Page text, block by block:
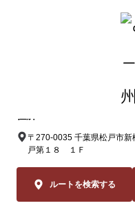
中国ラーメン揚州
〒270-0035 千葉県松戸市
戸第１８ １Ｆ
ルートを検索する